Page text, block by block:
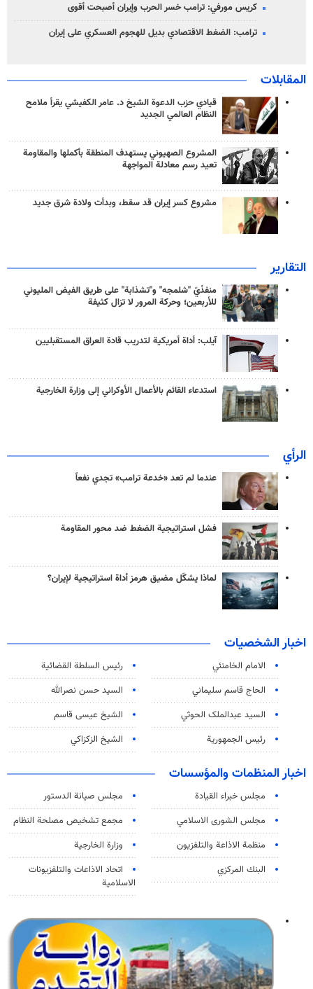
كريس مورفي: ترامب خسر الحرب وإيران أصبحت أقوى
ترامب: الضغط الاقتصادي بديل للهجوم العسكري على إيران
المقابلات
قيادي حزب الدعوة الشيخ د. عامر الكفيشي يقرأ ملامح
النظام العالمي الجديد
المشروع الصهيوني يستهدف المنطقة بأكملها والمقاومة
تعيد رسم معادلة المواجهة
مشروع كسر إيران قد سقط، وبدأت ولادة شرق جديد
التقارير
منفذَيّ "شلمجه" و"تشذابة" على طريق الفيض المليوني
للأربعين؛ وحركة المرور لا تزال كثيفة
آيلب: أداة أمريكية لتدريب قادة العراق المستقبليين
استدعاء القائم بالأعمال الأوكراني إلى وزارة الخارجية
الرأي
عندما لم تعد «خدعة ترامب» تجدي نفعاً
فشل استراتيجية الضغط ضد محور المقاومة
لماذا يشكّل مضيق هرمز أداة استراتيجية لإيران؟
اخبار الشخصيات
الامام الخامنئي
رئیس السلطة القضائیة
الحاج قاسم سليماني
السيد حسن نصرالله
السید عبدالملک الحوثي
الشيخ عيسى قاسم
رئيس الجمهورية
الشيخ الزكزاكي
اخبار المنظمات والمؤسسات
مجلس خبراء القيادة
مجلس صيانة الدستور
مجلس الشورى الاسلامي
مجمع تشخيص مصلحة النظام
منظمة الاذاعة والتلفزیون
وزارة الخارجية
البنك المركزي
اتحاد الاذاعات والتلفزيونات
الاسلامية